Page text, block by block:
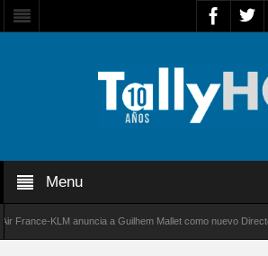
Menu
KLM anuncia a Guilhem Mallet como nuevo Director